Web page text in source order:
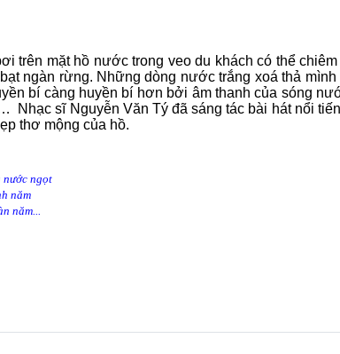
trên mặt hồ nước trong veo du khách có thể
ngàn rừng. Những dòng nước trắng xoá thả mình
bí càng huyền bí hơn bởi âm thanh của sóng
Nhạc sĩNguyễn Văn Týđã sáng tác bài hát nổi
thơ mộng của hồ.
nước ngọt
năm
năm...